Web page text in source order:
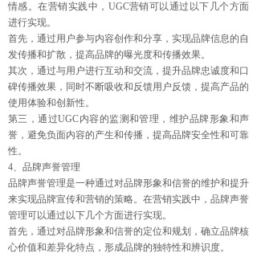
情感。在营销实践中，UGC营销可以通过以下几个方面
进行实现。
首先，通过用户参与内容创作和分享，实现品牌信息的自
发传播和扩散，提高品牌的曝光度和传播效果。
其次，通过与用户进行互动和交流，提升品牌忠诚度和口
碑传播效果，同时不断吸收和反馈用户反馈，提高产品的
使用体验和创新性。
第三，通过UGC内容的监测和管理，维护品牌形象和声
誉，避免负面内容的产生和传播，提高品牌安全性和可靠
性。
4、品牌声誉管理
品牌声誉管理是一种通过对品牌形象和信誉的维护和提升
来实现品牌宣传和营销的策略。在营销实践中，品牌声誉
管理可以通过以下几个方面进行实现。
首先，通过对品牌形象和信誉的定位和规划，确立品牌核
心价值和差异化特点，形成品牌的独特性和辨识度。